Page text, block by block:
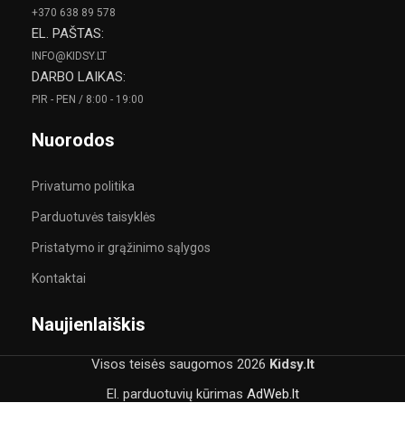
+370 638 89 578
EL. PAŠTAS:
INFO@KIDSY.LT
DARBO LAIKAS:
PIR - PEN / 8:00 - 19:00
Nuorodos
Privatumo politika
Parduotuvės taisyklės
Pristatymo ir grąžinimo sąlygos
Kontaktai
Naujienlaiškis
Visos teisės saugomos 2026 Kidsy.lt
El. parduotuvių kūrimas AdWeb.lt